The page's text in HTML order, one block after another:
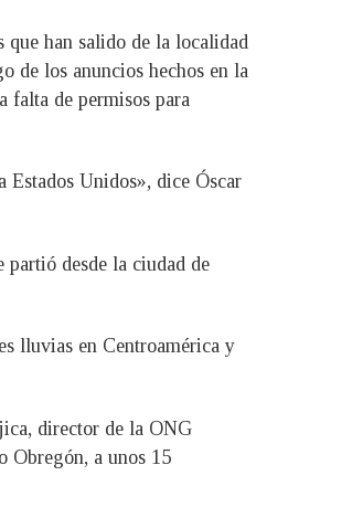
que han salido de la localidad
de los anuncios hechos en la
falta de permisos para
Estados Unidos», dice Óscar
partió desde la ciudad de
lluvias en Centroamérica y
director de la ONG
Obregón, a unos 15